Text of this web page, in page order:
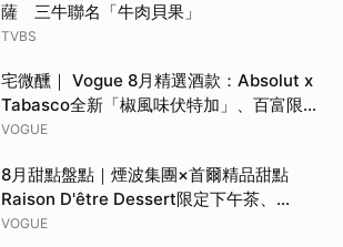
薩 三牛聯名「牛肉貝果」
TVBS
宅微醺｜ Vogue 8月精選酒款：Absolut x
Tabasco全新「椒風味伏特加」、百富限定
「花時心藝限量禮盒」、WAT x 萬波「紅蘋
VOGUE
8月甜點盤點｜煙波集團×首爾精品甜點
Raison D'être Dessert限定下午茶、
Gelato pique cafe辻利茶舗聯名可麗餅、
VOGUE